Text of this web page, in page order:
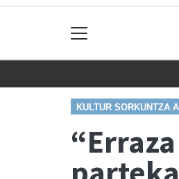
KULTUR SORKUNTZA